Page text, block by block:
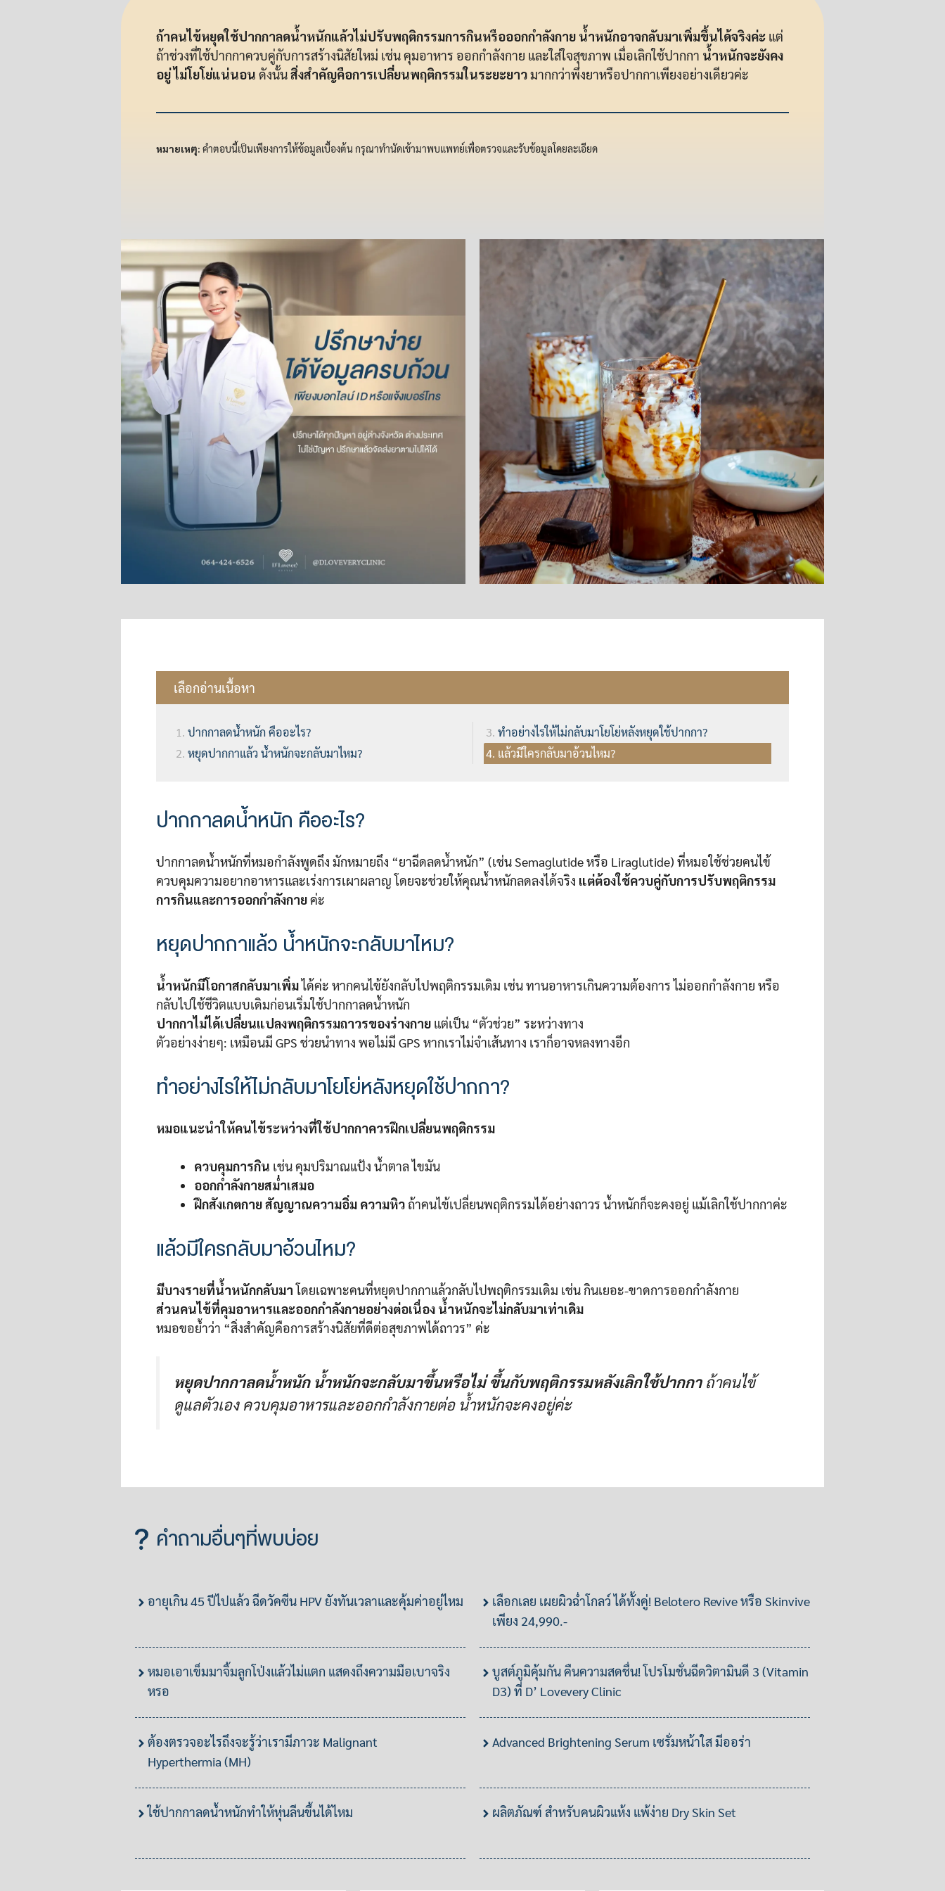
ถ้าคนไข้หยุดใช้ปากกาลดน้ำหนักแล้วไม่ปรับพฤติกรรมการกินหรือออกกำลังกาย น้ำหนักอาจกลับมาเพิ่มขึ้นได้จริงค่ะ แต่
ถ้าช่วงที่ใช้ปากกาควบคู่กับการสร้างนิสัยใหม่ เช่น คุมอาหาร ออกกำลังกาย และใส่ใจสุขภาพ เมื่อเลิกใช้ปากกา น้ำหนักจะยังคง
อยู่ ไม่โยโย่แน่นอน ดังนั้นสิ่งสำคัญคือการเปลี่ยนพฤติกรรมในระยะยาวมากกว่าพึ่งยาหรือปากกาเพียงอย่างเดียวค่ะ
หมายเหตุ: คำตอบนี้เป็นเพียงการให้ข้อมูลเบื้องต้น กรุณาทำนัดเข้ามาพบแพทย์เพื่อตรวจและรับข้อมูลโดยละเอียด
เลือกอ่านเนื้อหา
ปากกาลดน้ำหนัก คืออะไร?
หยุดปากกาแล้ว น้ำหนักจะกลับมาไหม?
ทำอย่างไรให้ไม่กลับมาโยโย่หลังหยุดใช้ปากกา?
แล้วมีใครกลับมาอ้วนไหม?
ปากกาลดน้ำหนัก คืออะไร?
ปากกาลดน้ำหนักที่หมอกำลังพูดถึง มักหมายถึง “ยาฉีดลดน้ำหนัก” (เช่น Semaglutide หรือ Liraglutide) ที่หมอใช้ช่วยคนไข้
ควบคุมความอยากอาหารและเร่งการเผาผลาญ โดยจะช่วยให้คุณน้ำหนักลดลงได้จริง แต่ต้องใช้ควบคู่กับการปรับพฤติกรรม
การกินและการออกกำลังกายค่ะ
หยุดปากกาแล้ว น้ำหนักจะกลับมาไหม?
น้ำหนักมีโอกาสกลับมาเพิ่มได้ค่ะ หากคนไข้ยังกลับไปพฤติกรรมเดิม เช่น ทานอาหารเกินความต้องการ ไม่ออกกำลังกาย หรือ
กลับไปใช้ชีวิตแบบเดิมก่อนเริ่มใช้ปากกาลดน้ำหนัก
ปากกาไม่ได้เปลี่ยนแปลงพฤติกรรมถาวรของร่างกาย แต่เป็น “ตัวช่วย” ระหว่างทาง
ตัวอย่างง่ายๆ: เหมือนมี GPS ช่วยนำทาง พอไม่มี GPS หากเราไม่จำเส้นทาง เราก็อาจหลงทางอีก
ทำอย่างไรให้ไม่กลับมาโยโย่หลังหยุดใช้ปากกา?
หมอแนะนำให้คนไข้ระหว่างที่ใช้ปากกาควรฝึกเปลี่ยนพฤติกรรม
ควบคุมการกิน เช่น คุมปริมาณแป้ง น้ำตาล ไขมัน
ออกกำลังกายสม่ำเสมอ
ฝึกสังเกตกาย สัญญาณความอิ่ม ความหิวถ้าคนไข้เปลี่ยนพฤติกรรมได้อย่างถาวร น้ำหนักก็จะคงอยู่ แม้เลิกใช้ปากกาค่ะ
แล้วมีใครกลับมาอ้วนไหม?
มีบางรายที่น้ำหนักกลับมาโดยเฉพาะคนที่หยุดปากกาแล้วกลับไปพฤติกรรมเดิม เช่น กินเยอะ-ขาดการออกกำลังกาย
ส่วนคนไข้ที่คุมอาหารและออกกำลังกายอย่างต่อเนื่อง น้ำหนักจะไม่กลับมาเท่าเดิม
หมอขอย้ำว่า “สิ่งสำคัญคือการสร้างนิสัยที่ดีต่อสุขภาพได้ถาวร” ค่ะ
หยุดปากกาลดน้ำหนัก น้ำหนักจะกลับมาขึ้นหรือไม่ ขึ้นกับพฤติกรรมหลังเลิกใช้ปากกาถ้าคนไข้
ดูแลตัวเอง ควบคุมอาหารและออกกำลังกายต่อ น้ำหนักจะคงอยู่ค่ะ
คำถามอื่นๆที่พบบ่อย
อายุเกิน 45 ปีไปแล้ว ฉีดวัคซีน HPV ยังทันเวลาและคุ้มค่าอยู่ไหม
หมอเอาเข็มมาจิ้มลูกโป่งแล้วไม่แตก แสดงถึงความมือเบาจริง
หรอ
ต้องตรวจอะไรถึงจะรู้ว่าเรามีภาวะ Malignant
Hyperthermia (MH)
ใช้ปากกาลดน้ำหนักทำให้หุ่นลีนขึ้นได้ไหม
เลือกเลย เผยผิวฉ่ำโกลว์ ได้ทั้งคู่! Belotero Revive หรือ Skinvive
เพียง 24,990.-
บูสต์ภูมิคุ้มกัน คืนความสดชื่น! โปรโมชั่นฉีดวิตามินดี 3 (Vitamin
D3) ที่ D’ Lovevery Clinic
Advanced Brightening Serum เซรั่มหน้าใส มีออร่า
ผลิตภัณฑ์ สำหรับคนผิวแห้ง แพ้ง่าย Dry Skin Set